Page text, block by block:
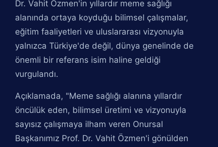
Dr. Vahit Özmen'in yıllardır meme sağlığı
alanında ortaya koyduğu bilimsel çalışmalar,
eğitim faaliyetleri ve uluslararası vizyonuyla
yalnızca Türkiye'de değil, dünya genelinde de
önemli bir referans isim haline geldiği
vurgulandı.
Açıklamada, "Meme sağlığı alanına yıllardır
öncülük eden, bilimsel üretimi ve vizyonuyla
sayısız çalışmaya ilham veren Onursal
Başkanımız Prof. Dr. Vahit Özmen'i gönülden